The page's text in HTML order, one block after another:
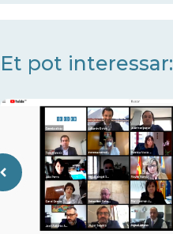
Et pot interessar: